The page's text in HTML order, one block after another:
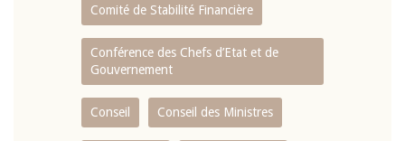
Comité de Stabilité Financière
Conférence des Chefs d’Etat et de
Gouvernement
Conseil Conseil des Ministres